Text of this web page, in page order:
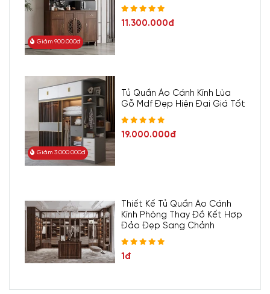
Giảm 900.000đ
11.300.000đ
Giảm 3.000.000đ
Tủ Quần Áo Cánh Kính Lùa
Gỗ Mdf Đẹp Hiện Đại Giá Tốt
19.000.000đ
Thiết Kế Tủ Quần Áo Cánh
Kính Phòng Thay Đồ Kết Hợp
Đảo Đẹp Sang Chảnh
1đ